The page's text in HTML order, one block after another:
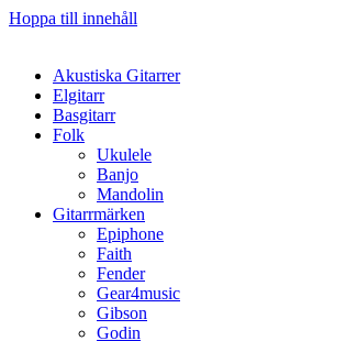
Hoppa till innehåll
Akustiska Gitarrer
Elgitarr
Basgitarr
Folk
Ukulele
Banjo
Mandolin
Gitarrmärken
Epiphone
Faith
Fender
Gear4music
Gibson
Godin